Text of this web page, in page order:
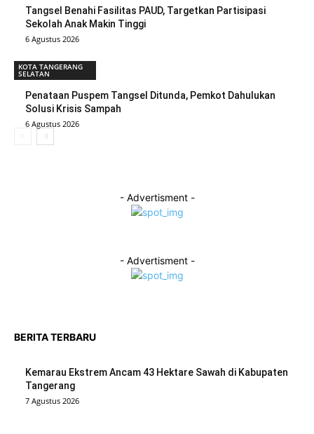
Tangsel Benahi Fasilitas PAUD, Targetkan Partisipasi
Sekolah Anak Makin Tinggi
6 Agustus 2026
KOTA TANGERANG
SELATAN
Penataan Puspem Tangsel Ditunda, Pemkot Dahulukan
Solusi Krisis Sampah
6 Agustus 2026
- Advertisment -
- Advertisment -
BERITA TERBARU
Kemarau Ekstrem Ancam 43 Hektare Sawah di Kabupaten
Tangerang
7 Agustus 2026